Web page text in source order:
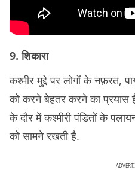
9. शिकारा
कश्मीर मुद्दे पर लोगों के नफ़रत,
को करने बेहतर करने का प्रयास
के दौर में कश्मीरी पंडितों के
को सामने रखती है.